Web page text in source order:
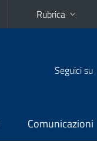
Rubrica
Seguici su
Comunicazioni